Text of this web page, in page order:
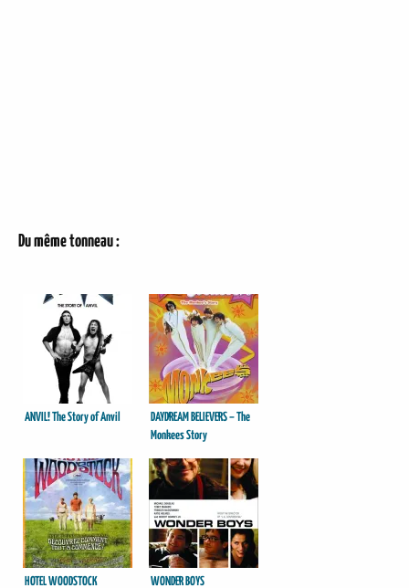
Du même tonneau :
ANVIL! The Story of Anvil
DAYDREAM BELIEVERS – The
Monkees Story
HOTEL WOODSTOCK WONDER BOYS